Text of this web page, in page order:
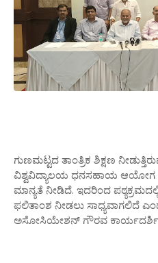
ಗುಣಮಟ್ಟದ ತಾಂತ್ರಿಕ ಶಿಕ್ಷಣ
ವಿಶ್ವವಿದ್ಯಾಲಯ ಧನಸಹಾಯ ಆಯೋಗ
ಮಾನ್ಯತೆ ನೀಡಿದೆ. ಇದರಿಂದ
ಫಲಿತಾಂಶ ನೀಡಲು ಸಾಧ್ಯವಾಗಲಿದೆ
ಅಸೋಸಿಯೇಶನ್ ಗೌರವ ಕಾರ್ಯದರ್ಶಿ